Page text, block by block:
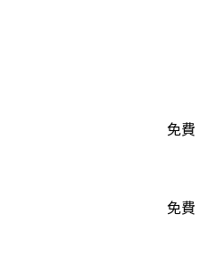
免費
免費